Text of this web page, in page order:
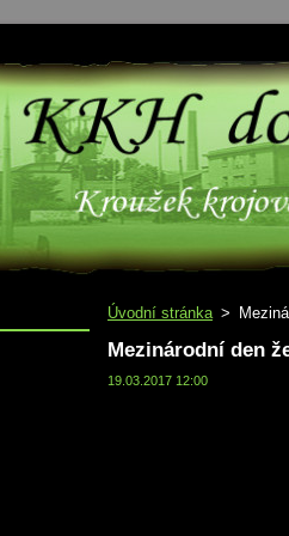
Úvodní stránka >
Mezinárodní den
19.03.2017 12:00